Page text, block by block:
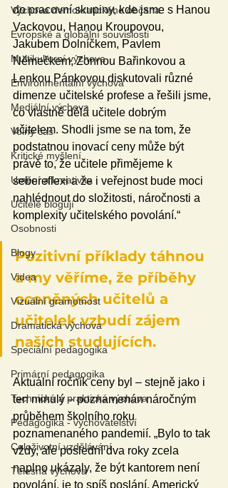
Výchova demokratického občana
Evropské a globální souvislosti
Multikulturní výchova
Environmentální výchova
Mediální výchova
Volný čas
Kritické myšlení
Umění a kreativita
Učitelé blogují
Osobnosti
Blogy
Videa
Vizuální gramotnost
Dramatická výchova
Speciální pedagogika
Primární pedagogika
Technická a praktická výchova
Pedagogika - vychovatelství
Celoživotní vzdělávání
Tělesná výchova
do pracovní skupiny, kde jsme s Hanou
Vackovou, Hanou Kroupovou,
Jakubem Dolníčkem, Pavlem
Němečkem, Zonnou Bařinkovou a
Lenkou Pánkovou diskutovali různé
dimenze učitelské profese a řešili jsme,
co vlastně dělá učitele dobrým
učitelem. Shodli jsme se na tom, že
podstatnou inovací ceny může být
právě to, že učitele přimějeme k
sebereflexi a že i veřejnost bude moci
nahlédnout do složitosti, náročnosti a
komplexity učitelského povolání.“
Pozitivní příklady táhnou
a my věříme, že příběhy
oceněných učitelů a
učitelek vzbudí zájem
našich studujících.
Aktuální ročník ceny byl – stejně jako i
ten minulý – poznamenán náročným
průběhem školního roku
poznamenaného pandemií. „Bylo to tak
vždy, ale poslední dva roky zcela
naplno ukázaly, že být kantorem není
povolání, je to spíš poslání. Americký